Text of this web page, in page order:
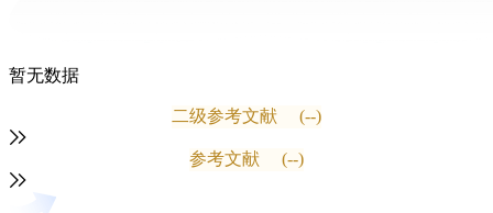
暂无数据
二级参考文献 (--)
参考文献 (--)